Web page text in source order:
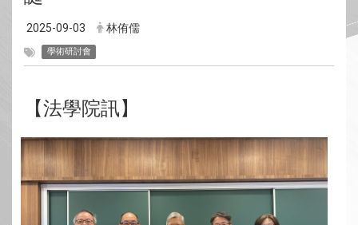
2025-09-03 林侑儒
學術研討會
【法學院訊】